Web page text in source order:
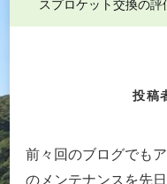
スプロケット交換の評
投稿
前々回のブログでも
のメンテナンスを先